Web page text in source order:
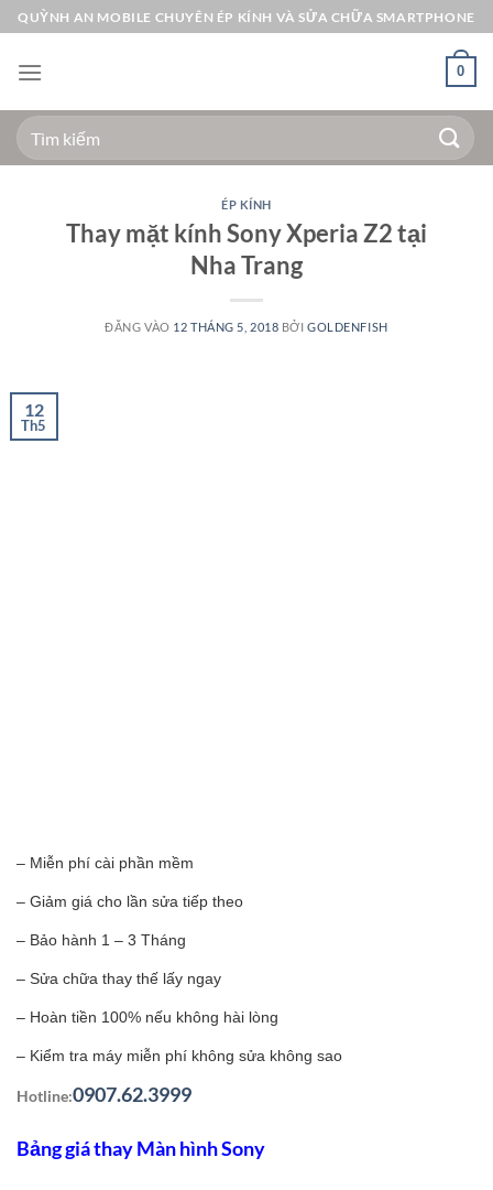
Bỏ
qua
nội
QUỲNH AN MOBILE CHUYÊN ÉP KÍNH VÀ SỬA CHỮA SMARTPHONE
0
Tìm
kiếm:
ÉP KÍNH
Thay mặt kính Sony Xperia Z2 tại
Nha Trang
ĐĂNG VÀO 12 THÁNG 5, 2018 BỞIGOLDENFISH
12
Th5
– Miễn phí cài phần mềm
– Giảm giá cho lần sửa tiếp theo
– Bảo hành 1 – 3 Tháng
– Sửa chữa thay thế lấy ngay
– Hoàn tiền 100% nếu không hài lòng
– Kiểm tra máy miễn phí không sửa không sao
Hotline:0907.62.3999
Bảng giá thay Màn hình Sony